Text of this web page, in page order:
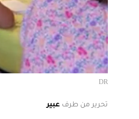
DR
تحرير من طرف عبير